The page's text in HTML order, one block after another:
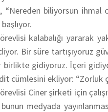
biliyorsun ihmal
kalabalığı yararak
Bir süre tartışıyoruz
birlikte gidiyoruz. İçeri
cümlesini ekliyor: “Zorluk
Ciner şirketi için
medyada